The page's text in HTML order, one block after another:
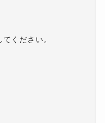
ください。